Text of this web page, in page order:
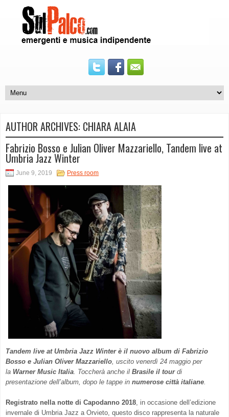
AUTHOR ARCHIVES: CHIARA ALAIA
Fabrizio Bosso e Julian Oliver Mazzariello, Tandem live at
Umbria Jazz Winter
June 9, 2019 Press room
Tandem live at Umbria Jazz Winterè il nuovo album di Fabrizio
Bosso e Julian Oliver Mazzariello, uscito venerdì 24 maggio per
la Warner Music Italia. Toccherà anche il Brasile il tourdi
presentazione dell’album, dopo le tappe in numerose città italiane.
Registrato nella notte di Capodanno 2018, in occasione dell’edizione
invernale di Umbria Jazz a Orvieto, questo disco rappresenta la naturale